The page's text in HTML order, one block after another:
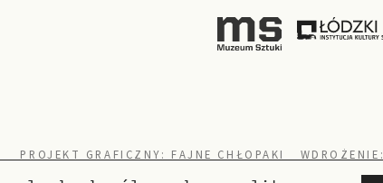
PROJEKT GRAFICZNY: FAJNE CHŁOPAKI WDROŻENIE: